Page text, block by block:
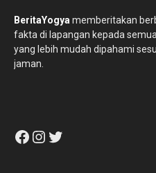
BeritaYogya memberitakan
fakta di lapangan kepada
yang lebih mudah dipahami
jaman.
Facebook
Instagram
Twitter